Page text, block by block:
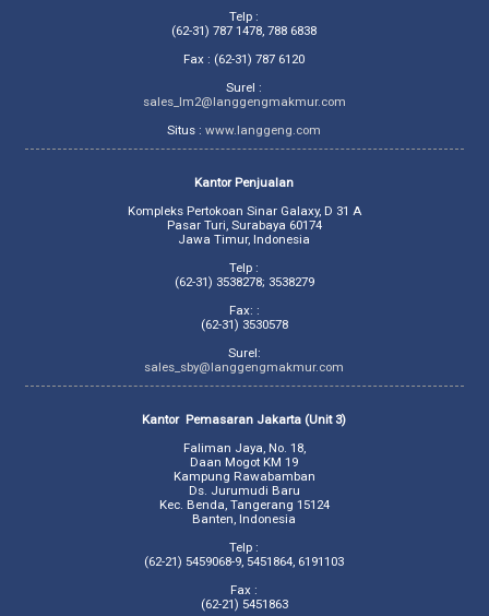
Telp :
(62-31) 787 1478, 788 6838
Fax : (62-31) 787 6120
Surel :
sales_lm2@langgengmakmur.com
Situs :www.langgeng.com
Kantor Penjualan
Kompleks Pertokoan Sinar Galaxy, D 31 A
Pasar Turi, Surabaya 60174
Jawa Timur, Indonesia
Telp :
(62-31) 3538278; 3538279
Fax: :
(62-31) 3530578
Surel:
sales_sby@langgengmakmur.com
Kantor Pemasaran Jakarta (Unit 3)
Faliman Jaya, No. 18,
Daan Mogot KM 19
Kampung Rawabamban
Ds. Jurumudi Baru
Kec. Benda, Tangerang 15124
Banten, Indonesia
Telp :
(62-21) 5459068-9, 5451864, 6191103
Fax :
(62-21) 5451863